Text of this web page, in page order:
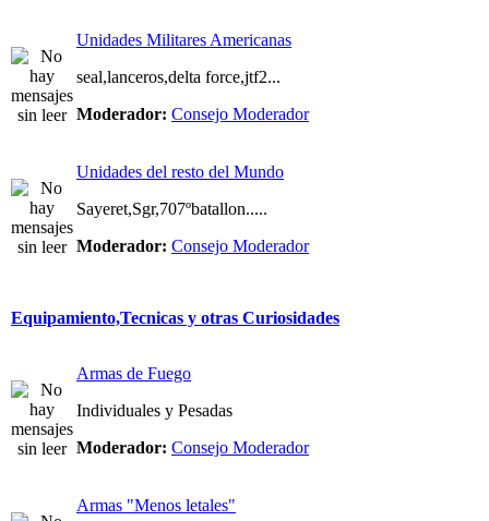
Unidades Militares Americanas
seal,lanceros,delta force,jtf2...
Moderador: Consejo Moderador
Unidades del resto del Mundo
Sayeret,Sgr,707ºbatallon.....
Moderador: Consejo Moderador
Equipamiento,Tecnicas y otras Curiosidades
Armas de Fuego
Individuales y Pesadas
Moderador: Consejo Moderador
Armas "Menos letales"